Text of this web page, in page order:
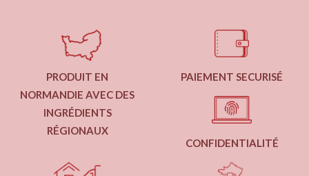
PRODUIT EN
NORMANDIE AVEC DES
INGRÉDIENTS
RÉGIONAUX
PAIEMENT SECURISÉ
CONFIDENTIALITÉ